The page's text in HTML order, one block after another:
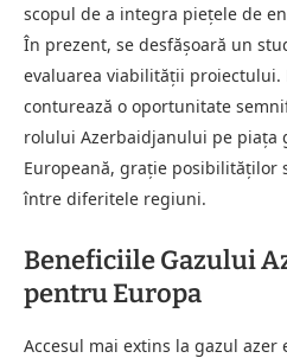
scopul de a integra piețele de
În prezent, se desfășoară un
evaluarea viabilității proiectului.
conturează o oportunitate
rolului Azerbaidjanului pe piața
Europeană, grație posibilităților
între diferitele regiuni.
Beneficiile Gazului
pentru Europa
Accesul mai extins la gazul azer